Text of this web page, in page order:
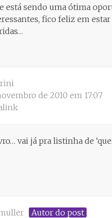
está sendo uma ótima
fico feliz em
de 2010 em 17:07
vai já pra listinha de
Autor do post